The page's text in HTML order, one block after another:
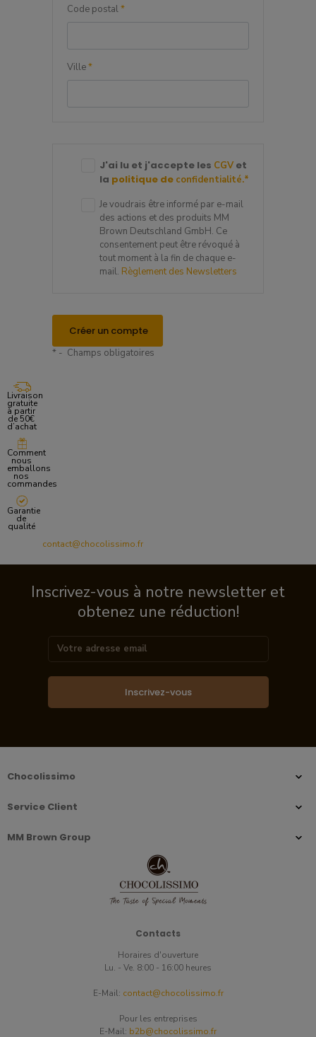
Code postal*
Ville*
J'ai lu et j'accepte les CGVet
la politique de confidentialité.*
Je voudrais être informé par e-mail
des actions et des produits MM
Brown Deutschland GmbH. Ce
consentement peut être révoqué à
tout moment à la fin de chaque e-
mail. Règlement des Newsletters
Créer un compte
* - Champs obligatoires
Livraison
gratuite
à partir
de 50€
d’achat
Comment
nous
emballons
nos
commandes
Garantie
de
qualité
contact@chocolissimo.fr
Inscrivez-vous à notre newsletter et
obtenez une réduction!
Inscrivez-vous
Chocolissimo
Service Client
MM Brown Group
Contacts
Horaires d'ouverture
Lu. - Ve. 8:00 - 16:00 heures
E-Mail: contact@chocolissimo.fr
Pour les entreprises
E-Mail: b2b@chocolissimo.fr